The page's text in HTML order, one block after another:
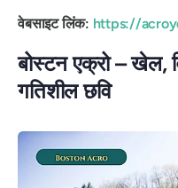
वेबसाइट लिंक: https://
बोस्टन एक्रो – खेल,
गतिशील छवि